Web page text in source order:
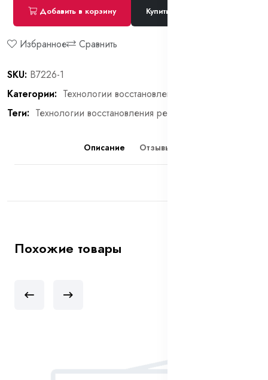
Добавить в корзину Купить сейчас
Избранное Сравнить
SKU: B7226-1
Категории: Технологии восстановления резьбы
Теги: Технологии восстановления резьбы
Описание Отзывы (0)
Похожие товары